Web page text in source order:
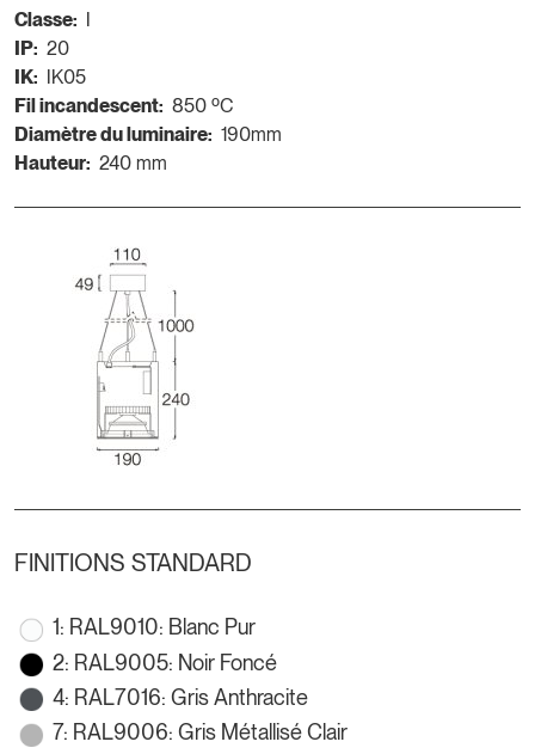
Classe:
IP: 20
IK:
IK05
Fil incandescent: 850 ºC
Diamètre du luminaire: 190mm
Hauteur: 240 mm
FINITIONS STANDARD
1: RAL9010: Blanc Pur
2: RAL9005: Noir Foncé
4: RAL7016: Gris Anthracite
7: RAL9006: Gris Métallisé Clair